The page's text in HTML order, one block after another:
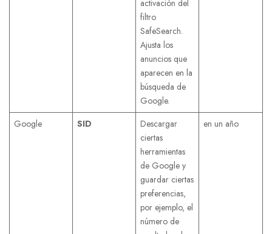
activación del
filtro
SafeSearch.
Ajusta los
anuncios que
aparecen en la
búsqueda de
Google.
Google
SID
Descargar
ciertas
herramientas
de Google y
guardar ciertas
preferencias,
por ejemplo, el
número de
en un año